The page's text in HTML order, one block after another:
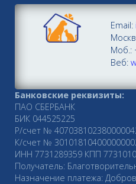
Email:
Моб.:
Веб:
Банковские реквизиты:
ПАО СБЕРБАНК
БИК 044525225
Р/счет №
К/счет №
ИНН 7731289359 КПП
Получатель:
Назначение платежа: